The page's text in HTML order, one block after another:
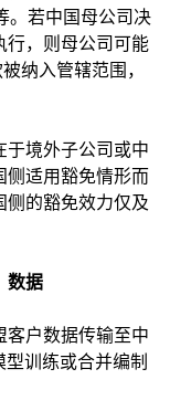
。若中国母公司决
行，则母公司可能
纳入管辖范围，
于境外子公司或中
侧适用豁免情形而
侧的豁免效力仅及
数据
客户数据传输至中
训练或合并编制